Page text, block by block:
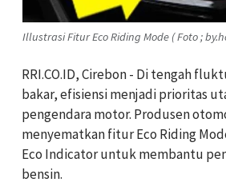
Illustrasi Fitur Eco Riding Mode ( Foto ;
RRI.CO.ID, Cirebon - Di tengah
bakar, efisiensi menjadi prioritas
pengendara motor. Produsen
menyematkan fitur Eco Riding
Eco Indicator untuk membantu
bensin.